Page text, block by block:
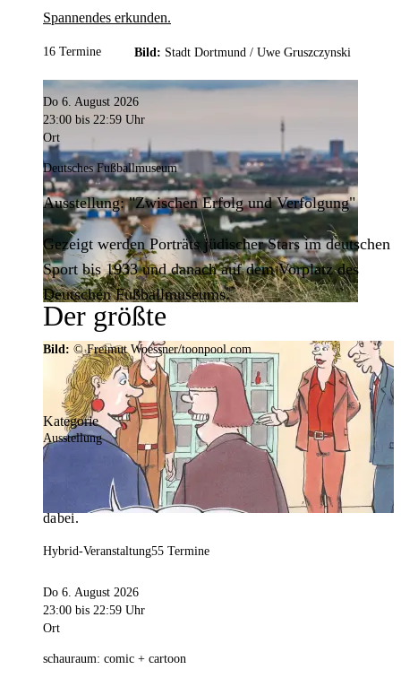
Spannendes erkunden.
Bild: Stadt Dortmund / Uwe Gruszczynski
Der größte
Veranstaltungskalender der
Region
Mit weit über 4.000 Terminen ist der
Veranstaltungskalender der Stadt Dortmund der
umfangreichste der Region. Hier ist für alle was
dabei.
16 Termine
Do 6. August 2026
23:00 bis 22:59 Uhr
Ort
Deutsches Fußballmuseum
Ausstellung: "Zwischen Erfolg und Verfolgung"
Gezeigt werden Porträts jüdischer Stars im deutschen
Sport bis 1933 und danach auf dem Vorplatz des
Deutschen Fußballmuseums.
Bild: © Freimut Woessner/toonpool.com
Kategorie
Ausstellung
Hybrid-Veranstaltung55 Termine
Do 6. August 2026
23:00 bis 22:59 Uhr
Ort
schauraum: comic + cartoon